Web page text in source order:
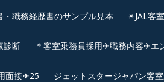
職務経歴書のサンプル見本 ✴︎JAL客
診断 ＊客室乗務員採用✈職務内容✈エ
面接✈25 ジェットスタージャパン客